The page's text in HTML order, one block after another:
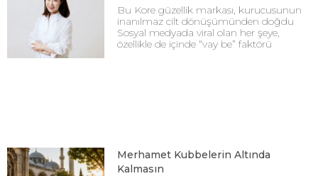
Bu Kore güzellik markası, kurucusunun
inanılmaz cilt dönüşümünden doğdu
Sosyal medyada viral olan her şeye,
özellikle de içinde “vay be” faktörü
Merhamet Kubbelerin Altında
Kalmasın